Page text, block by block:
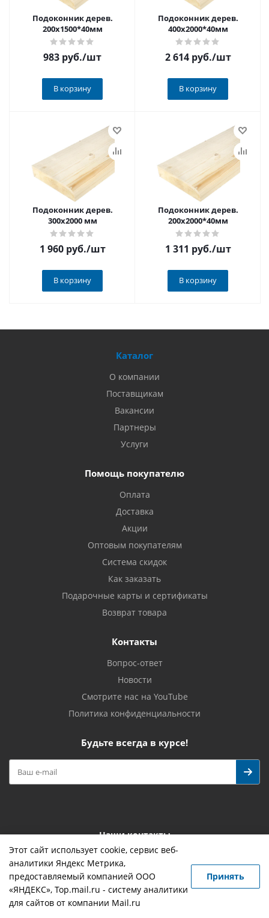
Подоконник дерев.
200х1500*40мм
983 руб./шт
В корзину
Подоконник дерев.
400х2000*40мм
2 614 руб./шт
В корзину
Подоконник дерев.
300х2000 мм
1 960 руб./шт
В корзину
Подоконник дерев.
200х2000*40мм
1 311 руб./шт
В корзину
Каталог
О компании
Поставщикам
Вакансии
Партнеры
Услуги
Помощь покупателю
Оплата
Доставка
Акции
Оптовым покупателям
Система скидок
Как заказать
Подарочные карты и сертификаты
Возврат товара
Контакты
Вопрос-ответ
Новости
Смотрите нас на YouTube
Политика конфиденциальности
Будьте всегда в курсе!
Наши контакты
+7 (4932) 419-755
153029 г. Иваново, ул. Минская, 6а
Этот сайт использует cookie, сервис веб-
аналитики Яндекс Метрика,
предоставляемый компанией ООО
«ЯНДЕКС», Top.mail.ru - систему аналитики
для сайтов от компании Mail.ru
Принять